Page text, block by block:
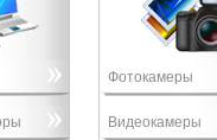
Фотокамеры
Видеокамеры